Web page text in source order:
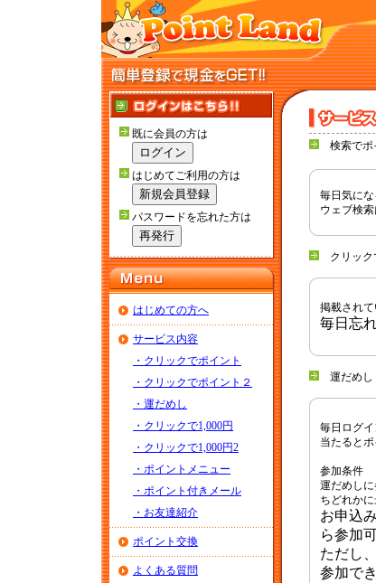
既に会員の方は
はじめてご利用の方は
パスワードを忘れた方は
はじめての方へ
サービス内容
・クリックでポイント
・クリックでポイント２
・運だめし
・クリックで1,000円
・クリックで1,000円2
・ポイントメニュー
・ポイント付きメール
・お友達紹介
ポイント交換
よくある質問
検索でポ
毎日気に
ウェブ検
クリック
掲載され
毎日忘
運だめし
毎日ログイ
当たると
参加条件
運だめし
ちどれか
お申込
ら参加
ただし
参加で